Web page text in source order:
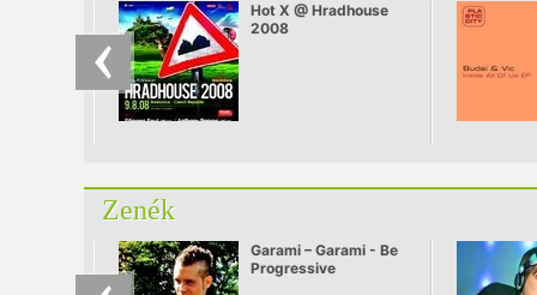
Hot X @ Hradhouse
2008
Zenék
Garami – Garami - Be
Progressive